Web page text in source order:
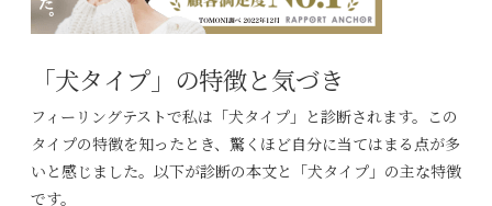
「犬タイプ」の特徴と気づき
フィーリングテストで私は「犬タイプ」と診断されます。この
タイプの特徴を知ったとき、驚くほど自分に当てはまる点が多
いと感じました。以下が診断の本文と「犬タイプ」の主な特徴
です。